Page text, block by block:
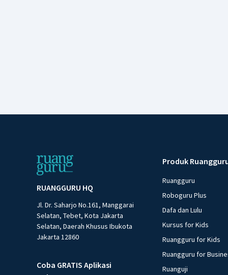
RUANGGURU HQ
Jl. Dr. Saharjo No.161, Manggarai
Selatan, Tebet, Kota Jakarta
Selatan, Daerah Khusus Ibukota
Jakarta 12860
Coba GRATIS Aplikasi
Produk
Ruangguru
Roboguru Plus
Dafa dan Lulu
Kursus for Kids
Ruangguru for Kids
Ruangguru for
Ruanguji